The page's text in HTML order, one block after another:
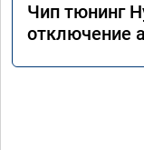
Чип тюнинг
отключение